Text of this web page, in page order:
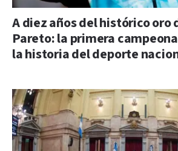
A diez años del histórico oro
Pareto: la primera
la historia del deporte